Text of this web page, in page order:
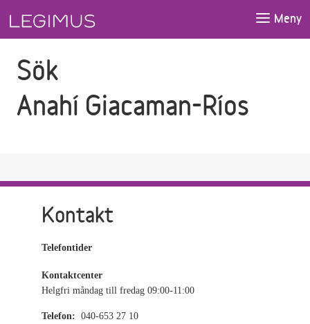
Meny
Sök
Anahí Giacaman-Ríos
Kontakt
Telefontider
Kontaktcenter
Helgfri måndag till fredag 09:00-11:00
Telefon: 040-653 27 10